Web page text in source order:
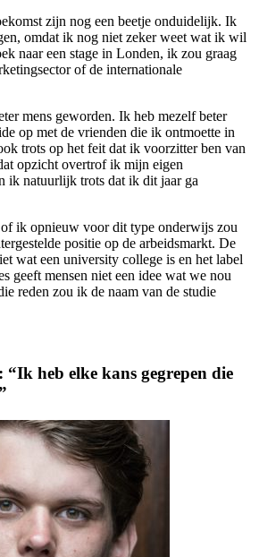
zijn nog een beetje onduidelijk. Ik
omdat ik nog niet zeker weet wat ik wil
naar een stage in Londen, ik zou graag
of de internationale
mens geworden. Ik heb mezelf beter
op met de vrienden die ik ontmoette in
trots op het feit dat ik voorzitter ben van
opzicht overtrof ik mijn eigen
ik natuurlijk trots dat ik dit jaar ga
ik opnieuw voor dit type onderwijs zou
positie op de arbeidsmarkt. De
wat een university college is en het label
geeft mensen niet een idee wat we nou
reden zou ik de naam van de studie
“Ik heb elke kans gegrepen die